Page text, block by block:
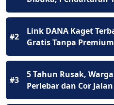
#2
Link DANA Kaget
Gratis Tanpa Premium
#3
5 Tahun Rusak,
Perlebar dan Cor Jalan